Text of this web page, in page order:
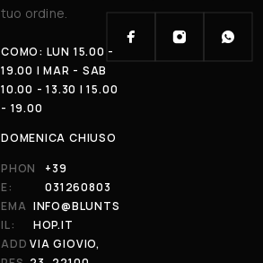
tuo ordine.
COMO: LUN 15.00 -
19.00 | MAR - SAB
10.00 - 13.30 | 15.00
- 19.00
DOMENICA CHIUSO
PHON
E:
+39
031260803
EMA
IL:
INFO@BLUNTS
HOP.IT
ADD VIA GIOVIO,